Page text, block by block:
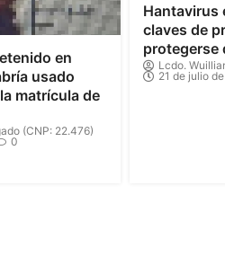
en
usado
matrícula de
(CNP: 22.476)
0
Hantavirus
claves de
protegerse
Lcdo.
21 de julio